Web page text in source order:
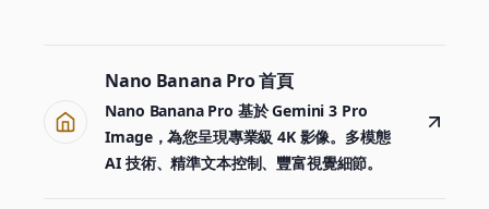
Nano Banana Pro 首頁
Nano Banana Pro 基於 Gemini 3 Pro
Image，為您呈現專業級 4K 影像。多模態
AI 技術、精準文本控制、豐富視覺細節。